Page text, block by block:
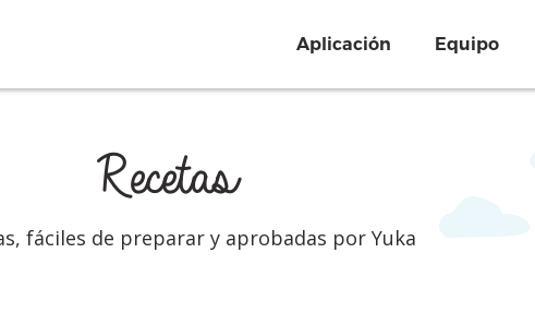
Aplicación Equipo
Recetas
fáciles de preparar y aprobadas por Yuka